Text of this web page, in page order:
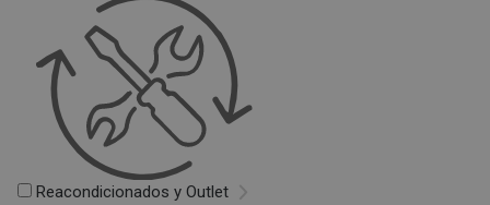
Reacondicionados y Outlet